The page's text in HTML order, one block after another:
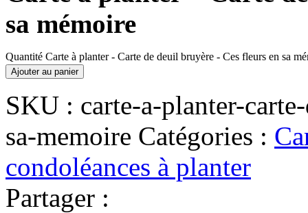
sa mémoire
Quantité Carte à planter - Carte de deuil bruyère - Ces fleurs en sa
Ajouter au panier
SKU : carte-a-planter-
sa-memoire Catégories :
condoléances à planter
Partager :